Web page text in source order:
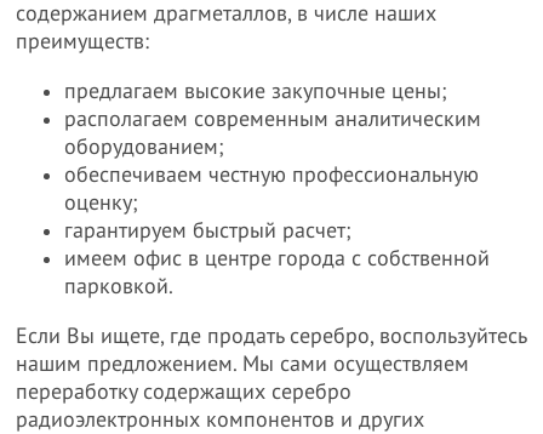
содержанием драгметаллов, в числе наших
преимуществ:
предлагаем высокие закупочные цены;
располагаем современным аналитическим
оборудованием;
обеспечиваем честную профессиональную
оценку;
гарантируем быстрый расчет;
имеем офис в центре города с собственной
парковкой.
Если Вы ищете, где продать серебро, воспользуйтесь
нашим предложением. Мы сами осуществляем
переработку содержащих серебро
радиоэлектронных компонентов и других